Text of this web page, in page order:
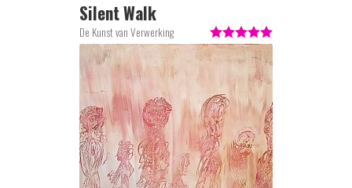
Silent Walk
De Kunst van Verwerking